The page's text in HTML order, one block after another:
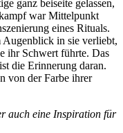
ganz beiseite gelassen,
war Mittelpunkt
eines Rituals.
Augenblick in sie verliebt,
ihr Schwert führte. Das
die Erinnerung daran.
von der Farbe ihrer
auch eine Inspiration für